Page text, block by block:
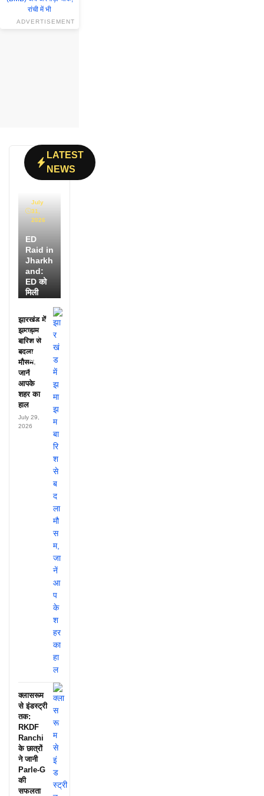
ADVERTISEMENT
LATEST
NEWS
July
31,
2026
ED
Raid in
Jharkh
and:
ED को
मिली
25
अफसरों
के नाम,
हर महीने
पहुंचते थे
लाखों!
झारखंड में
झमाझम
बारिश से
बदला
मौसम,
जानें
आपके
शहर का
हाल
July 29,
2026
क्लासरूम
से इंडस्ट्री
तक:
RKDF
Ranchi
के छात्रों
ने जानी
Parle-G
की
सफलता